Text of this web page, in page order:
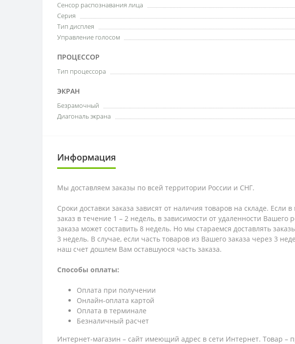
Сенсор распознавания лица
Серия
Тип дисплея
Управление голосом
ПРОЦЕССОР
Тип процессора
ЭКРАН
Безрамочный
Диагональ экрана
Информация
Мы доставляем заказы по всей территории России и СНГ.
Сроки доставки заказа зависят от наличия товаров на складе.
заказ в течение 1 – 2 недель, в зависимости от удаленности
заказа может составить 8 недель. Но мы стараемся доставлять
3 недель. В случае, если часть товаров из Вашего заказа через 3
наш счет дошлем Вам оставшуюся часть заказа.
Способы оплаты:
Оплата при получении
Онлайн-оплата картой
Оплата в терминале
Безналичный расчет
Интернет-магазин – сайт имеющий адрес в сети Интернет. Товар –